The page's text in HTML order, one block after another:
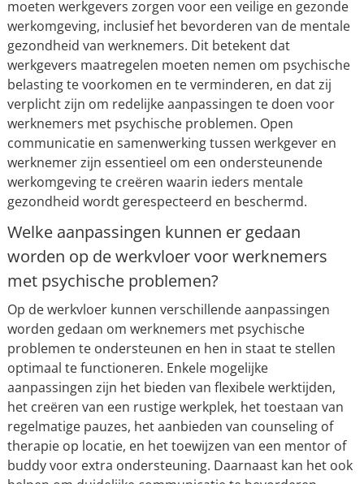
moeten werkgevers zorgen voor een veilige en gezonde
werkomgeving, inclusief het bevorderen van de mentale
gezondheid van werknemers. Dit betekent dat
werkgevers maatregelen moeten nemen om psychische
belasting te voorkomen en te verminderen, en dat zij
verplicht zijn om redelijke aanpassingen te doen voor
werknemers met psychische problemen. Open
communicatie en samenwerking tussen werkgever en
werknemer zijn essentieel om een ondersteunende
werkomgeving te creëren waarin ieders mentale
gezondheid wordt gerespecteerd en beschermd.
Welke aanpassingen kunnen er gedaan
worden op de werkvloer voor werknemers
met psychische problemen?
Op de werkvloer kunnen verschillende aanpassingen
worden gedaan om werknemers met psychische
problemen te ondersteunen en hen in staat te stellen
optimaal te functioneren. Enkele mogelijke
aanpassingen zijn het bieden van flexibele werktijden,
het creëren van een rustige werkplek, het toestaan van
regelmatige pauzes, het aanbieden van counseling of
therapie op locatie, en het toewijzen van een mentor of
buddy voor extra ondersteuning. Daarnaast kan het ook